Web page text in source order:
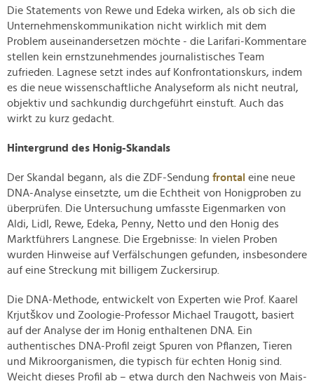
Die Statements von Rewe und Edeka wirken, als ob sich die
Unternehmenskommunikation nicht wirklich mit dem
Problem auseinandersetzen möchte - die Larifari-Kommentare
stellen kein ernstzunehmendes journalistisches Team
zufrieden. Lagnese setzt indes auf Konfrontationskurs, indem
es die neue wissenschaftliche Analyseform als nicht neutral,
objektiv und sachkundig durchgeführt einstuft. Auch das
wirkt zu kurz gedacht.
Hintergrund des Honig-Skandals
Der Skandal begann, als die ZDF-Sendung frontal eine neue
DNA-Analyse einsetzte, um die Echtheit von Honigproben zu
überprüfen. Die Untersuchung umfasste Eigenmarken von
Aldi, Lidl, Rewe, Edeka, Penny, Netto und den Honig des
Marktführers Langnese. Die Ergebnisse: In vielen Proben
wurden Hinweise auf Verfälschungen gefunden, insbesondere
auf eine Streckung mit billigem Zuckersirup.
Die DNA-Methode, entwickelt von Experten wie Prof. Kaarel
Krjutškov und Zoologie-Professor Michael Traugott, basiert
auf der Analyse der im Honig enthaltenen DNA. Ein
authentisches DNA-Profil zeigt Spuren von Pflanzen, Tieren
und Mikroorganismen, die typisch für echten Honig sind.
Weicht dieses Profil ab – etwa durch den Nachweis von Mais-